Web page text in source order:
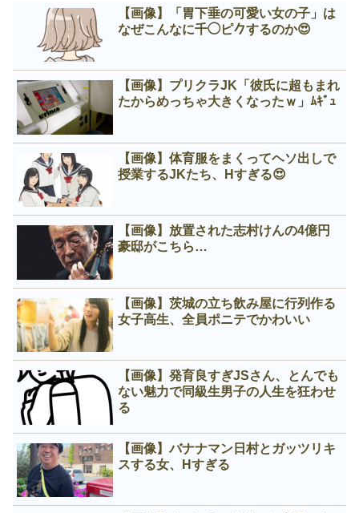
【画像】「胃下垂の可愛い女の子」は
なぜこんなに千◯ピ𠂊するのか😍
【画像】プリクラJK「彼氏に超もまれ
たからめっちゃ大きくなったｗ」ﾑｷﾞｭ
【画像】体育服をまくってヘソ出しで
授業するJKたち、Нすぎる😍
【画像】放置された志村けんの4億円
豪邸がこちら…
【画像】茨城の立ち飲み屋に行列作る
女子高生、全員ポニテでかわいい
【画像】発育良すぎJSさん、とんでも
ない魅力で同級生男子の人生を狂わせ
る
【画像】バナナマン日村とガッツリキ
スする女、Нすぎる